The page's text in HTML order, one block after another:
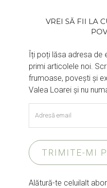
VREI SĂ FII LA
Îți poți lăsa adresa de
primi articolele noi.
frumoase, povești și
Valea Loarei și nu
email
TRIMITE-MI
Alătură-te celuilalt